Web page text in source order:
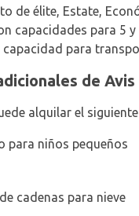
de élite, Estate,
capacidades para 5
para
de
alquilar el
para niños pequeños
cadenas para nieve